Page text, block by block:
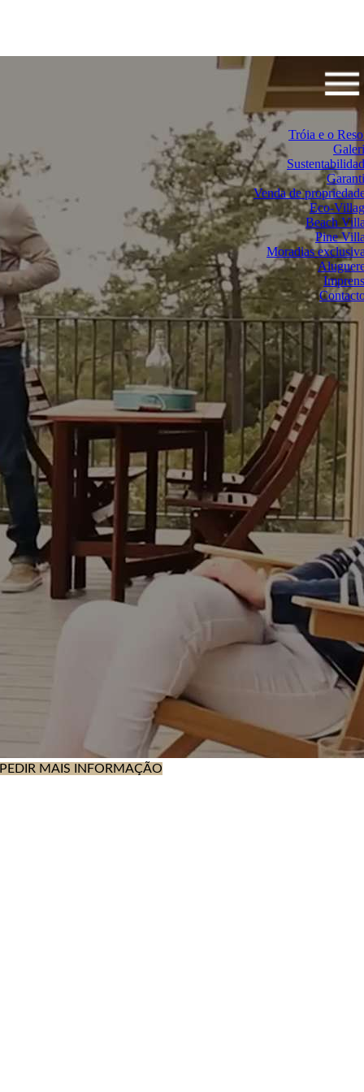
Tróia e o
Venda de
Eco-
Beach
Pine
Moradias
PEDIR MAIS INFORMAÇÃO